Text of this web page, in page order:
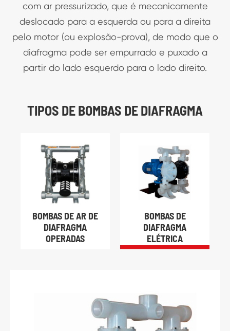
com ar pressurizado, que é mecanicamente
deslocado para a esquerda ou para a direita
pelo motor (ou explosão-prova), de modo que o
diafragma pode ser empurrado e puxado a
partir do lado esquerdo para o lado direito.
TIPOS DE BOMBAS DE DIAFRAGMA
BOMBAS DE AR DE
DIAFRAGMA
OPERADAS
BOMBAS DE
DIAFRAGMA
ELÉTRICA